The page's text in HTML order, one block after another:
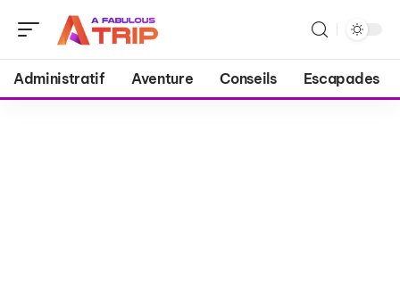
Administratif Aventure Conseils Escapades